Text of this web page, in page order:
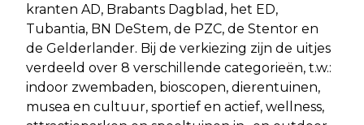
kranten AD, Brabants Dagblad, het ED,
Tubantia, BN DeStem, de PZC, de Stentor en
de Gelderlander. Bij de verkiezing zijn de uitjes
verdeeld over 8 verschillende categorieën, t.w.:
indoor zwembaden, bioscopen, dierentuinen,
musea en cultuur, sportief en actief, wellness,